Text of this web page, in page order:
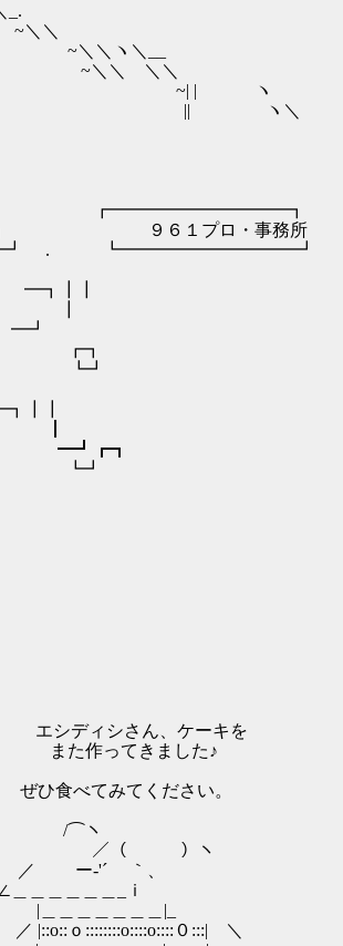
＼__
＼＼
| ヽ
＼
━┛ ┏━━━━━━━━━━┓
┏┓ ９６１プロ・事務所
. ┗━━━━━━━━━━┛
━┓┃┃
;|.. ┃
━┛
┏┓
;'';:| ┗┛
━┓┃┃
┃
､;｡; ;: ━┛┏┓
. ┗┛
さん、ケーキを
ってきました♪
てください。
/⌒ヽ
／（ ）ヽ
／ ー‐'´ ｀、
＿＿＿_ｉ
＿＿＿＿|_
::::::::o::::o::::０:::| ＼